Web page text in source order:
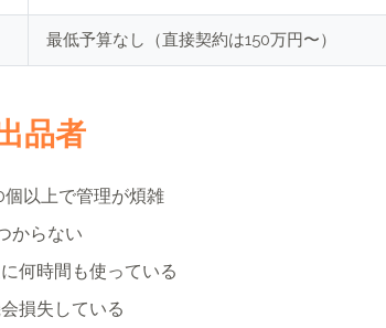
最低予算なし（直接契約は150万円〜）
品者
以上で管理が煩雑
からない
何時間も使っている
損失している